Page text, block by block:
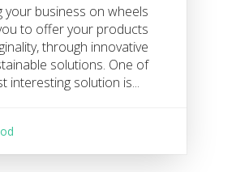
your business on wheels
to offer your products
through innovative
solutions. One of
interesting solution is...